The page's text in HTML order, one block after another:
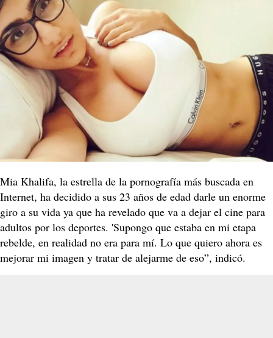
Mia Khalifa, la estrella de la pornografía más buscada en
Internet, ha decidido a sus 23 años de edad darle un enorme
giro a su vida ya que ha revelado que va a dejar el cine para
adultos por los deportes. 'Supongo que estaba en mi etapa
rebelde, en realidad no era para mí. Lo que quiero ahora es
mejorar mi imagen y tratar de alejarme de eso”, indicó.